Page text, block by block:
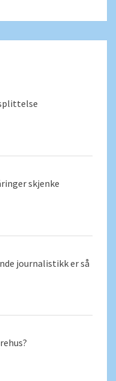
skjenke
journalistikk er så